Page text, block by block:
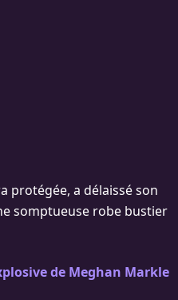
protégée, a délaissé son
somptueuse robe bustier
de Meghan Markle